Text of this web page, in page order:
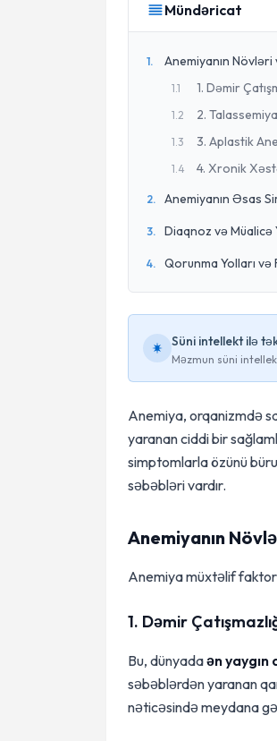
Mündəricat
1. Anemiyanın
1.1 1. Dəmir
1.2 2.
1.3 3. Aplastik
1.4 4. Xronik
2. Anemiyanın Əsas
3. Diaqnoz və Müalicə
4. Qorunma Yolları
Süni intellekt ilə
Məzmun süni
Anemiya, orqanizmdə
yaranan ciddi bir
simptomlarla özünü
səbəbləri vardır.
Anemiyanın
Anemiya müxtəlif
1. Dəmir
Bu, dünyadaən yaygın
səbəblərdən yaranan
nəticəsində meydana